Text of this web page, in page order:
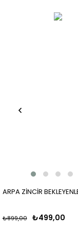
ARPA ZİNCİR
₺499,00
₺899,00